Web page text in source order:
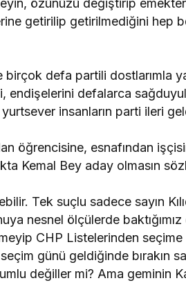
özünüzü değiştirip
getirilip getirilmediğini hep
defa partili dostlarımla
endişelerini defalarca
insanların parti ileri
öğrencisine, esnafından
Kemal Bey aday olmasın
Tek suçlu sadece sayın
nesnel ölçülerde
CHP Listelerinden
günü geldiğinde bırakın
değiller mi? Ama geminin